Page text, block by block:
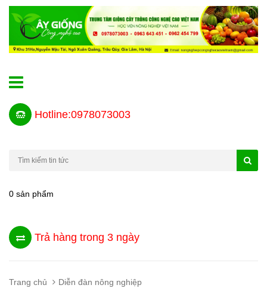
Hotline:0978073003
0 sản phẩm
Trả hàng trong 3 ngày
Trang chủ
Diễn đàn nông nghiệp